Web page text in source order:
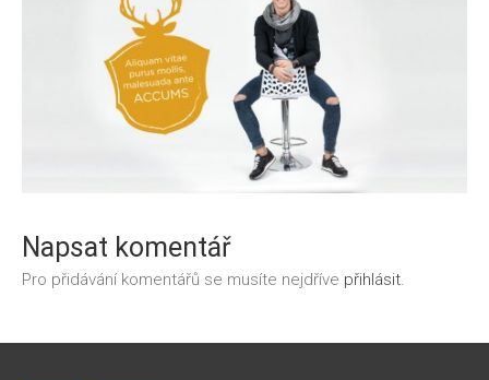
KONTAKT
KE STAŽENÍ
ZÁKAZNICKÉ CENTRUM
Napsat komentář
Pro přidávání komentářů se musíte nejdříve přihlásit.